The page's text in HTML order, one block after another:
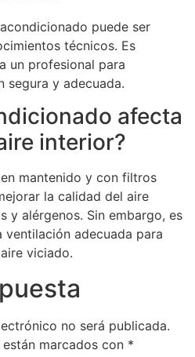
puede ser
técnicos. Es
un profesional para
segura y adecuada.
afecta
interior?
mantenido y con filtros
la calidad del aire
y alérgenos. Sin embargo, es
adecuada para
viciado.
no será publicada.
marcados con *